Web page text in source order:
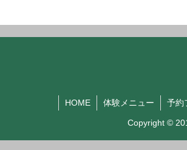
HOME 体験メニュー 予約
Copyright ©